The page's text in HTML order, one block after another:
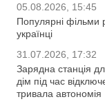
05.08.2026, 15:45
Популярні фільми
українці
31.07.2026, 17:32
Зарядна станція
дім під час
тривала автономія